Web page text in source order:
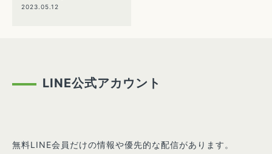
2023.05.12
LINE公式アカウント
無料LINE会員だけの情報や優先的な配信があります。